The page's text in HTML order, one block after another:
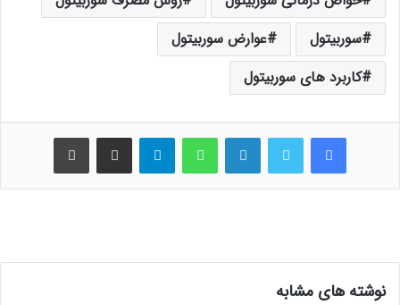
سوربیتول
عوارض سوربیتول
کاربرد های سوربیتول
فیس بوک لینکدین واتس آپ اشتراک گذاری از طریق ایمیل
نوشته های مشابه